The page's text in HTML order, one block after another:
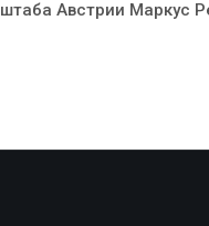
штаба Австрии Маркус